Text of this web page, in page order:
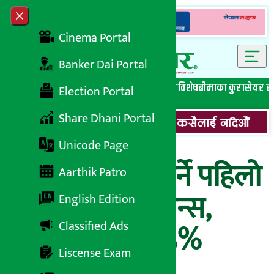
Skip to content
Close menu
Cinema Portal
Banker Dai Portal
Election Portal
Share Dhani Portal
Unicode Page
Aarthik Patro
English Edition
Classified Ads
Liscense Exam
सबै समाचारबेथिति मुर्दाबादबैंकिङ विशेष लघुवित्त विशेषबीमाका कुरासेयर
लाभांश घोषणा गर्ने पहिलो
बैंक बन्यो सिटिजन्स,
लगानीकर्ताले १५%